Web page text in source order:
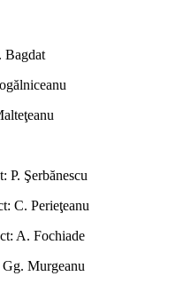
Bagdat
P. Şerbănescu
C. Perieţeanu
A. Fochiade
Murgeanu